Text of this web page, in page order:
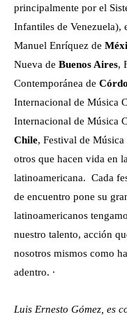
principalmente por el
Infantiles de Venezuela),
Manuel Enríquez de
Nueva de Buenos Aires,
Contemporánea de
Internacional de Música
Internacional de Música
Chile, Festival de
otros que hacen vida en
latinoamericana. Cada
de encuentro pone su
latinoamericanos
nuestro talento, acción
nosotros mismos como
adentro. ∙
Luis Ernesto Gómez, es